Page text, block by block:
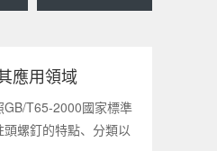
應用領域
GB/T65-2000國家標準
螺釘的特點、分類以